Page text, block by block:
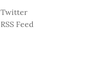
Twitter
RSS Feed